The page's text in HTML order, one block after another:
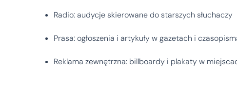
Radio: audycje skierowane do starszych słuchaczy
Prasa: ogłoszenia i artykuły w gazetach i
Reklama zewnętrzna: billboardy i plakaty w